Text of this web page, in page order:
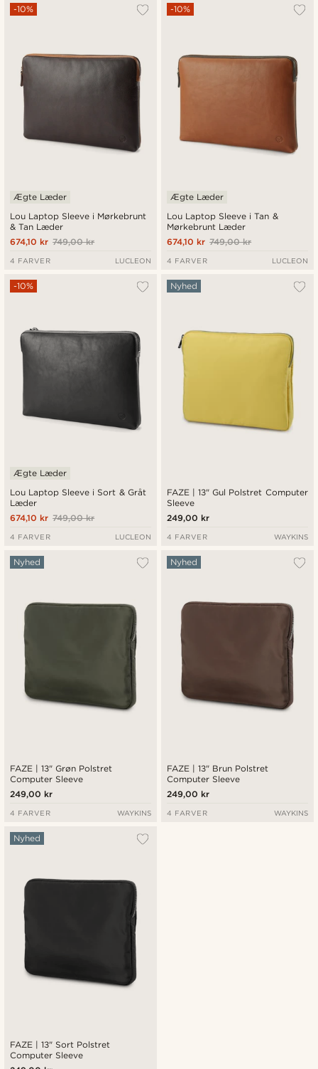
Lou Laptop Sleeve i Mørkebrunt
& Tan Læder
-10%
Ægte Læder
749,00 kr
674,10 kr
4 FARVER LUCLEON
Lou Laptop Sleeve i Tan &
Mørkebrunt Læder
-10%
Ægte Læder
749,00 kr
674,10 kr
4 FARVER LUCLEON
Lou Laptop Sleeve i Sort & Gråt
Læder
-10%
Ægte Læder
749,00 kr
674,10 kr
4 FARVER LUCLEON
FAZE | 13" Gul Polstret Computer
Sleeve
Nyhed
249,00 kr
4 FARVER WAYKINS
FAZE | 13" Grøn Polstret
Computer Sleeve
Nyhed
249,00 kr
4 FARVER WAYKINS
FAZE | 13" Brun Polstret
Computer Sleeve
Nyhed
249,00 kr
4 FARVER WAYKINS
FAZE | 13" Sort Polstret
Computer Sleeve
Nyhed